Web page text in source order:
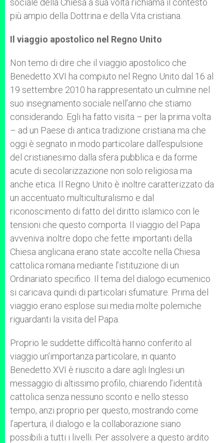
sociale della Chiesa a sua volta richiama il contesto
più ampio della Dottrina e della Vita cristiana.
Il viaggio apostolico nel Regno Unito
Non temo di dire che il viaggio apostolico che
Benedetto XVI ha compiuto nel Regno Unito dal 16 al
19 settembre 2010 ha rappresentato un culmine nel
suo insegnamento sociale nell’anno che stiamo
considerando. Egli ha fatto visita – per la prima volta
– ad un Paese di antica tradizione cristiana ma che
oggi è segnato in modo particolare dall’espulsione
del cristianesimo dalla sfera pubblica e da forme
acute di secolarizzazione non solo religiosa ma
anche etica. Il Regno Unito è inoltre caratterizzato da
un accentuato multiculturalismo e dal
riconoscimento di fatto del diritto islamico con le
tensioni che questo comporta. Il viaggio del Papa
avveniva inoltre dopo che fette importanti della
Chiesa anglicana erano state accolte nella Chiesa
cattolica romana mediante l’istituzione di un
Ordinariato specifico. Il tema del dialogo ecumenico
si caricava quindi di particolari sfumature. Prima del
viaggio erano esplose sui media molte polemiche
riguardanti la visita del Papa.
Proprio le suddette difficoltà hanno conferito al
viaggio un’importanza particolare, in quanto
Benedetto XVI è riuscito a dare agli Inglesi un
messaggio di altissimo profilo, chiarendo l’identità
cattolica senza nessuno sconto e nello stesso
tempo, anzi proprio per questo, mostrando come
l’apertura, il dialogo e la collaborazione siano
possibili a tutti i livelli. Per assolvere a questo ardito